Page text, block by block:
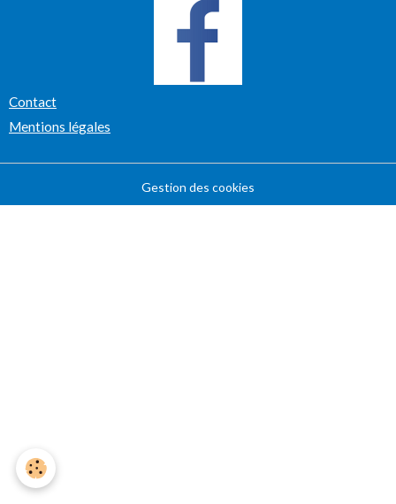
Contact
Mentions légales
Gestion des cookies